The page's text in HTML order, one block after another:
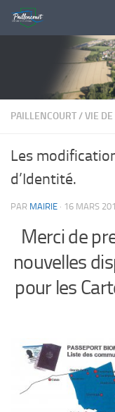
Skip to content
PAILLENCOURT/VIE
Les
d’Identité.
PAR MAIRIE · 16 MARS
Merci de
nouvelles
pour les